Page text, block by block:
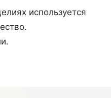
используется